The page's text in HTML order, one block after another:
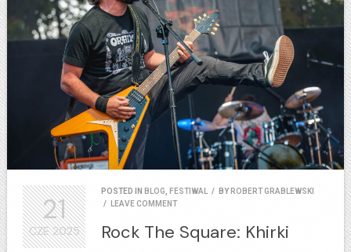
POSTED IN BLOG FESTIWAL / BY ROBERT GRABLEWSKI
/
LEAVE COMMENT
Rock The Square: Khirki
21
CZE2025